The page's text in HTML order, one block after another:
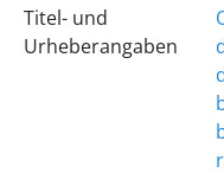
Titel- und
Urheberangaben